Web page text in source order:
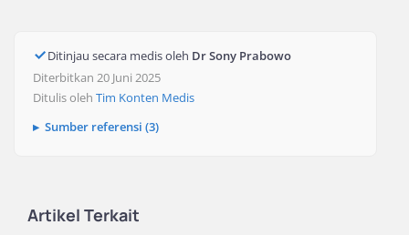
Ditinjau secara medis oleh Dr Sony Prabowo
Diterbitkan 20 Juni 2025
Ditulis oleh Tim Konten Medis
Sumber referensi (3)
Artikel Terkait